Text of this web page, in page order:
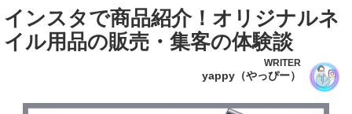
インスタで商品紹介！オリジナルネ
イル用品の販売・集客の体験談
WRITER
yappy（やっぴー）